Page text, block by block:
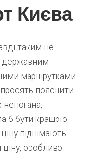
Києва
таким не
державним
маршрутками –
пояснити
непогана,
б бути кращою.
піднімають
ціну, особливо